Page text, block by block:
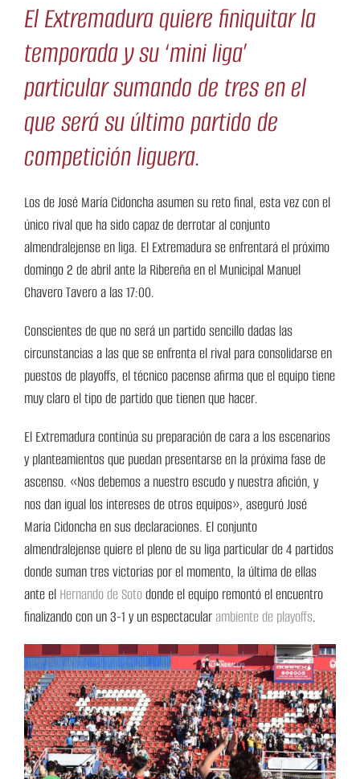
El Extremadura quiere finiquitar la
temporada y su ‘mini liga’
particular sumando de tres en el
que será su último partido de
competición liguera.
Los de José María Cidoncha asumen su reto final, esta vez con el
único rival que ha sido capaz de derrotar al conjunto
almendralejense en liga. El Extremadura se enfrentará el próximo
domingo 2 de abril ante la Ribereña en el Municipal Manuel
Chavero Tavero a las 17:00.
Conscientes de que no será un partido sencillo dadas las
circunstancias a las que se enfrenta el rival para consolidarse en
puestos de playoffs, el técnico pacense afirma que el equipo tiene
muy claro el tipo de partido que tienen que hacer.
El Extremadura continúa su preparación de cara a los escenarios
y planteamientos que puedan presentarse en la próxima fase de
ascenso. «Nos debemos a nuestro escudo y nuestra afición, y
nos dan igual los intereses de otros equipos», aseguró José
María Cidoncha en sus declaraciones. El conjunto
almendralejense quiere el pleno de su liga particular de 4 partidos
donde suman tres victorias por el momento, la última de ellas
ante el Hernando de Sotodonde el equipo remontó el encuentro
finalizando con un 3-1 y un espectacular ambiente de playoffs.